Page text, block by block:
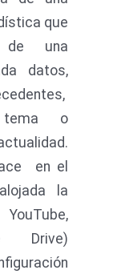
que
de una
datos,
o
en el
la
Drive)